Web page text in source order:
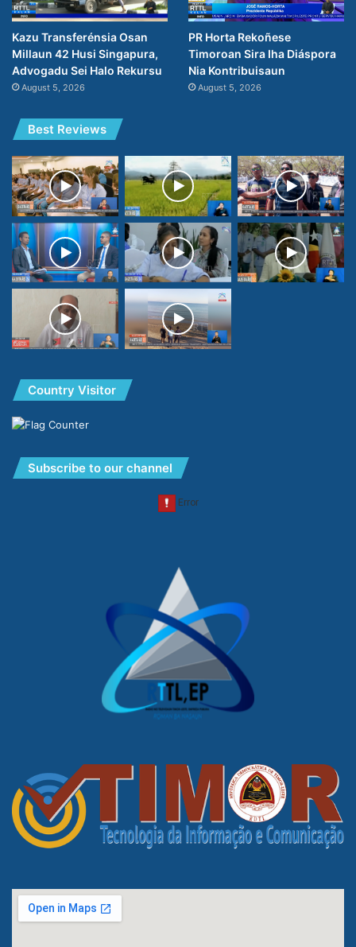
Kazu Transferénsia Osan
Millaun 42 Husi Singapura,
Advogadu Sei Halo Rekursu
August 5, 2026
PR Horta Rekoñese
Timoroan Sira Iha Diáspora
Nia Kontribuisaun
August 5, 2026
Best Reviews
Country Visitor
Subscribe to our channel